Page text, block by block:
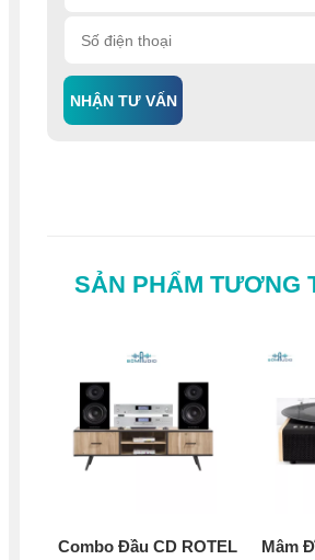
NHẬN TƯ VẤN
SẢN PHẨM TƯƠNG
Combo Đầu CD ROTEL
Mâm